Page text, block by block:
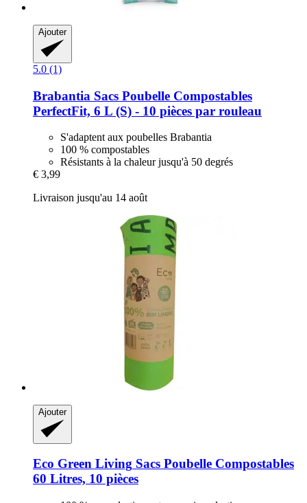
Ajouter
5.0 (1)
Brabantia Sacs Poubelle Compostables
PerfectFit, 6 L (S) -​ 10 pièces par rouleau
S'adaptent aux poubelles Brabantia
100 % compostables
Résistants à la chaleur jusqu'à 50 degrés
€ 3,99
Livraison jusqu'au 14 août
Ajouter
Eco Green Living Sacs Poubelle Compostables
60 Litres, 10 pièces